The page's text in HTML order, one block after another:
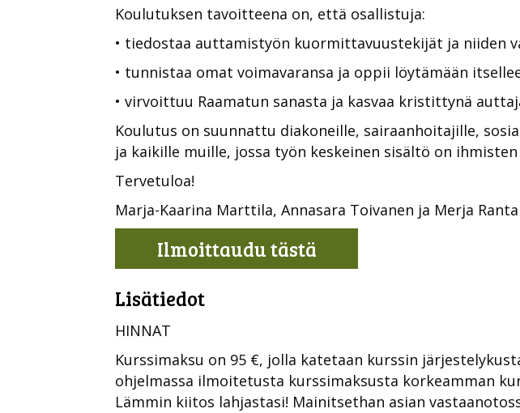
Koulutuksen tavoitteena on, että osallistuja:
• tiedostaa auttamistyön kuormittavuustekijät ja niiden
• tunnistaa omat voimavaransa ja oppii löytämään
• virvoittuu Raamatun sanasta ja kasvaa kristittynä
Koulutus on suunnattu diakoneille, sairaanhoitajille,
ja kaikille muille, jossa työn keskeinen sisältö on
Tervetuloa!
Marja-Kaarina Marttila, Annasara Toivanen ja Merja
Ilmoittaudu tästä
Lisätiedot
HINNAT
Kurssimaksu on 95 €, jolla katetaan kurssin
ohjelmassa ilmoitetusta kurssimaksusta korkeamman
Lämmin kiitos lahjastasi! Mainitsethan asian